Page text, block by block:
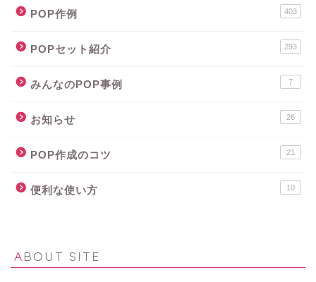
POP作例 403
POPセット紹介 293
みんなのPOP事例 7
お知らせ 26
POP作成のコツ 21
便利な使い方 10
ABOUT SITE